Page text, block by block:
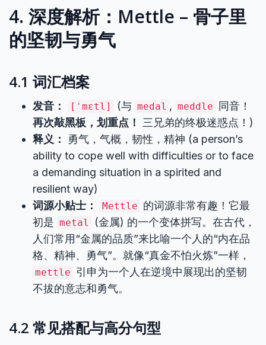
4. 深度解析：Mettle – 骨子里
的坚韧与勇气
4.1 词汇档案
发音： [ˈmɛtl] (与 medal , meddle
同音！
再次敲黑板，划重点！
三兄弟的终极迷惑点！)
释义：
勇气，气概，韧性，精神 (a person’s
ability to cope well with difficulties or to face
a demanding situation in a spirited and
resilient way)
词源小贴士：
Mettle 的词源非常有趣！它最
初是 metal
(金属) 的一个变体拼写。在古代，
人们常用“金属的品质”来比喻一个人的“内在品
格、精神、勇气”。就像“真金不怕火炼”一样，
mettle 引申为一个人在逆境中展现出的坚韧
不拔的意志和勇气。
4.2 常见搭配与高分句型